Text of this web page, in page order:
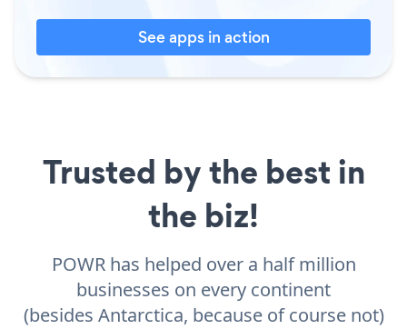
See apps in action
Trusted by the best in
the biz!
POWR has helped over a half million
businesses on every continent
(besides Antarctica, because of course not)